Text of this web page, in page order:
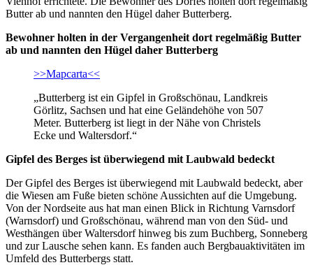
Butter ab und nannten den Hügel daher Butterberg.
Bewohner holten in der Vergangenheit dort regelmäßig Butter
ab und nannten den Hügel daher Butterberg
>>Mapcarta<<
„Butterberg ist ein Gipfel in Großschönau, Landkreis
Görlitz, Sachsen und hat eine Geländehöhe von 507
Meter. Butterberg ist liegt in der Nähe von Christels
Ecke und Waltersdorf.“
Gipfel des Berges ist überwiegend mit Laubwald bedeckt
Der Gipfel des Berges ist überwiegend mit Laubwald bedeckt, aber
die Wiesen am Fuße bieten schöne Aussichten auf die Umgebung.
Von der Nordseite aus hat man einen Blick in Richtung Varnsdorf
(Warnsdorf) und Großschönau, während man von den Süd- und
Westhängen über Waltersdorf hinweg bis zum Buchberg, Sonneberg
und zur Lausche sehen kann. Es fanden auch Bergbauaktivitäten im
Umfeld des Butterbergs statt.